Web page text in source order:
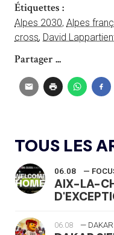
Étiquettes :
Alpes 2030, Alpes
cross, David
Partager ...
TOUS LES
06.08 —
AIX-LA-
06.08 —